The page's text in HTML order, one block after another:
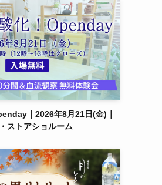
｜2026年8月21日(金)｜
ストアショルーム